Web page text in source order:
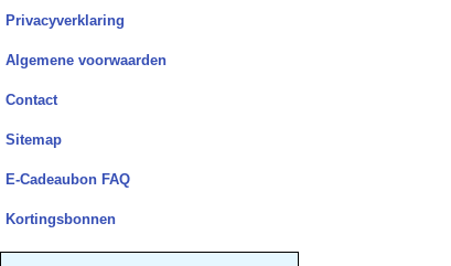
Privacyverklaring
Algemene voorwaarden
Contact
Sitemap
E-Cadeaubon FAQ
Kortingsbonnen